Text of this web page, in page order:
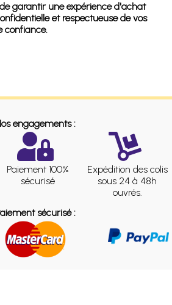
garantir une expérience d'achat
et respectueuse de vos
confiance.
engagements :
Paiement 100%
sécurisé
Expédition des colis
sous 24 à 48h
ouvrés.
sécurisé :